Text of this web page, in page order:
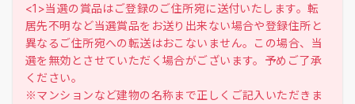
<1>当選の賞品はご登録のご住所宛に送付いたします。転
居先不明など当選賞品をお送り出来ない場合や登録住所と
異なるご住所宛への転送はおこないません。この場合、当
選を無効とさせていただく場合がございます。予めご了承
ください。
※マンションなど建物の名称まで正しくご記入いただきま